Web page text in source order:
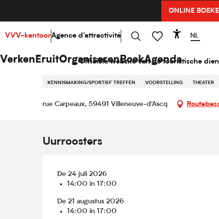
principal
ONLINE
VerkenEruitOrganiserenBoekAgenda
Officiële website van de toeristische
VVV-kantoorAgence d'attractivité NL
Agenda Atelier
Vrijdag 21 augustus van 14:00 tot 17:00
Atelier participatif sur la
KENNISMAKING/SPORTIEF TREFFEN
VOORSTELLING THEATER
rue Carpeaux, 59491 Villeneuve-d'Ascq
Uurroosters
De 24 juli 2026
14:00 in 17:00
De 21 augustus 2026
14:00 in 17:00